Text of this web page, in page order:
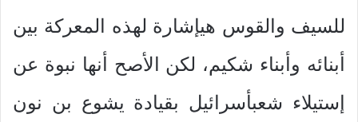
للسيف والقوس هيإشارة لهذه المعركة بين
أبنائه وأبناء شكيم، لكن الأصح أنها نبوة عن
إستيلاء شعبأسرائيل بقيادة يشوع بن نون